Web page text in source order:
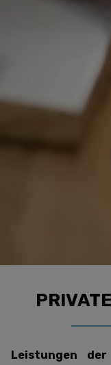
Leistungen